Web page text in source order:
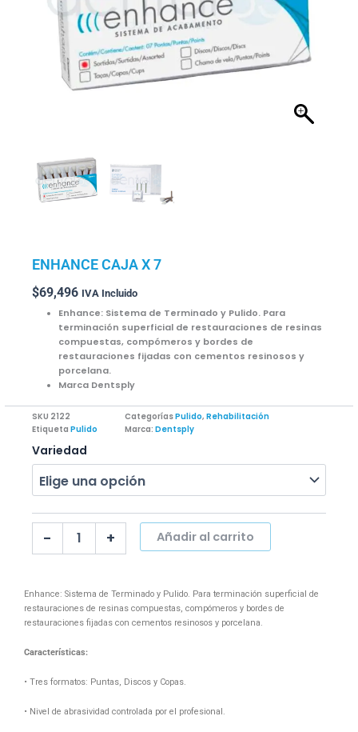
ENHANCE CAJA X 7
$69,496 IVA Incluido
Enhance: Sistema de Terminado y Pulido. Para
terminación superficial de restauraciones de resinas
compuestas, compómeros y bordes de
restauraciones fijadas con cementos resinosos y
porcelana.
Marca Dentsply
SKU 2122 CategoríasPulido, Rehabilitación
Etiqueta Pulido Marca: Dentsply
Variedad
-
ENHANCE
CAJA
7
cantidad
+ Añadir al carrito
Enhance: Sistema de Terminado y Pulido. Para terminación superficial de
restauraciones de resinas compuestas, compómeros y bordes de
restauraciones fijadas con cementos resinosos y porcelana.
Características:
• Tres formatos: Puntas, Discos y Copas.
• Nivel de abrasividad controlada por el profesional.